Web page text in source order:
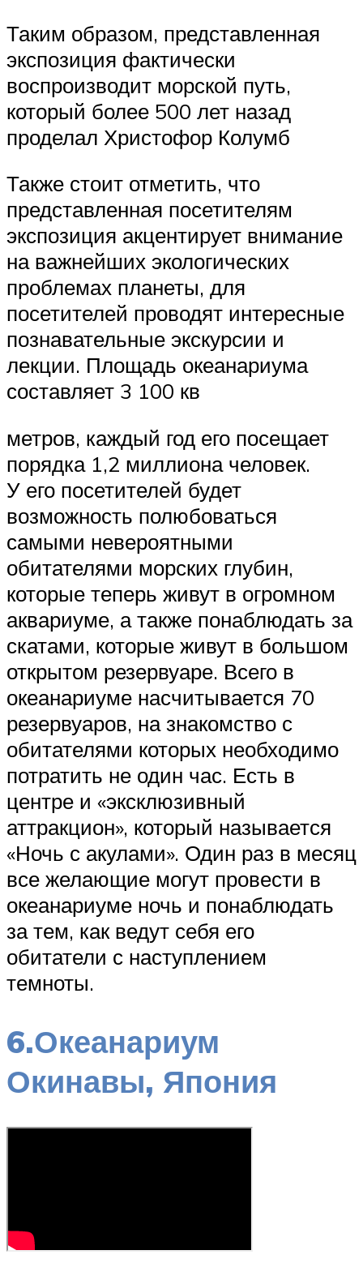
Таким образом, представленная
экспозиция фактически
воспроизводит морской путь,
который более 500 лет назад
проделал Христофор Колумб
Также стоит отметить, что
представленная посетителям
экспозиция акцентирует внимание
на важнейших экологических
проблемах планеты, для
посетителей проводят интересные
познавательные экскурсии и
лекции. Площадь океанариума
составляет 3 100 кв
метров, каждый год его посещает
порядка 1,2 миллиона человек.
У его посетителей будет
возможность полюбоваться
самыми невероятными
обитателями морских глубин,
которые теперь живут в огромном
аквариуме, а также понаблюдать за
скатами, которые живут в большом
открытом резервуаре. Всего в
океанариуме насчитывается 70
резервуаров, на знакомство с
обитателями которых необходимо
потратить не один час. Есть в
центре и «эксклюзивный
аттракцион», который называется
«Ночь с акулами». Один раз в месяц
все желающие могут провести в
океанариуме ночь и понаблюдать
за тем, как ведут себя его
обитатели с наступлением
темноты.
6.Океанариум
Окинавы, Япония